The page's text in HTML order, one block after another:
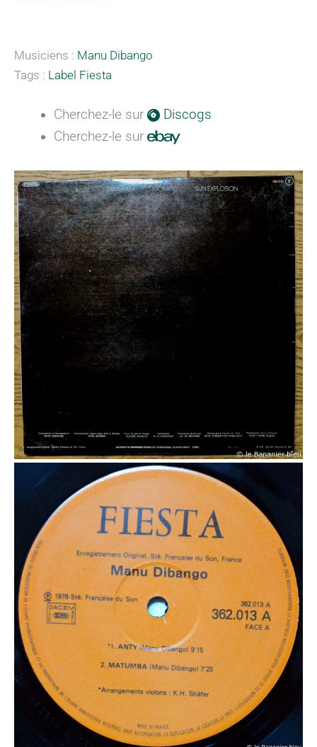
Musiciens : Manu Dibango
Tags : Label Fiesta
Cherchez-le sur
Discogs
Cherchez-le sur